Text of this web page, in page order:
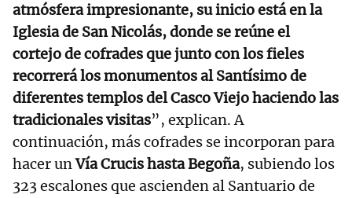
atmósfera impresionante, su inicio está en la
Iglesia de San Nicolás, donde se reúne el
cortejo de cofrades que junto con los fieles
recorrerá los monumentos al Santísimo de
diferentes templos del Casco Viejo haciendo las
tradicionales visitas”, explican. A
continuación, más cofrades se incorporan para
hacer unVía Crucis hasta Begoña, subiendo los
323 escalones que ascienden al Santuario de